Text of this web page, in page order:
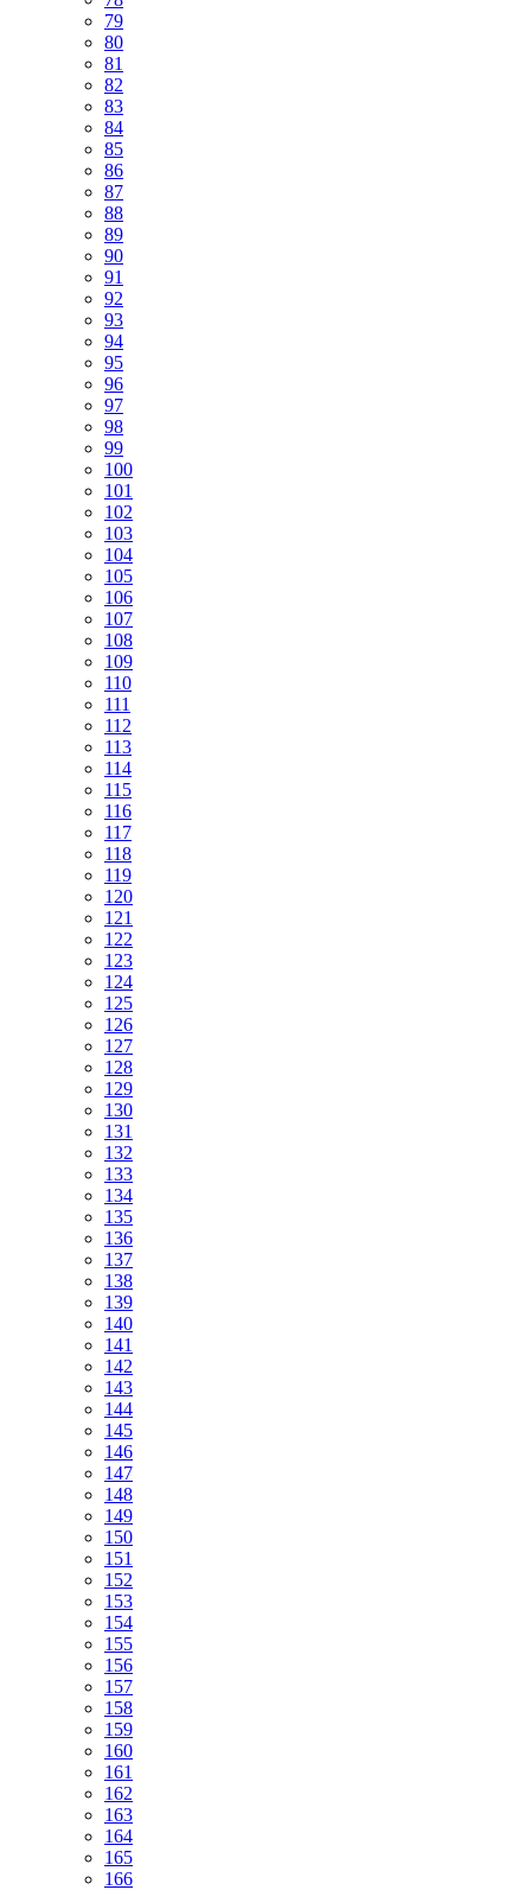
79
80
81
82
83
84
85
86
87
88
89
90
91
92
93
94
95
96
97
98
99
100
101
102
103
104
105
106
107
108
109
110
111
112
113
114
115
116
117
118
119
120
121
122
123
124
125
126
127
128
129
130
131
132
133
134
135
136
137
138
139
140
141
142
143
144
145
146
147
148
149
150
151
152
153
154
155
156
157
158
159
160
161
162
163
164
165
166